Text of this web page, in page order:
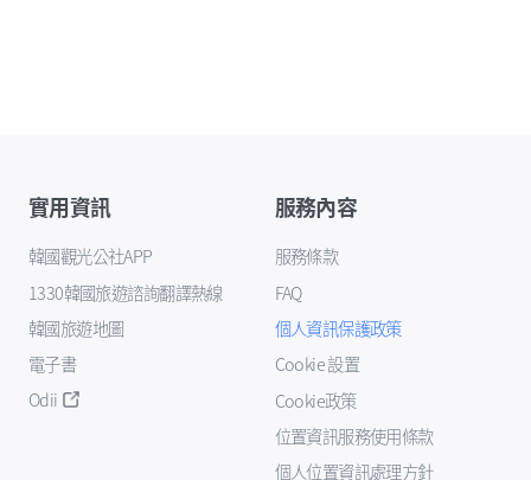
實用資訊
韓國觀光公社APP
1330韓國旅遊諮詢翻譯熱線
韓國旅遊地圖
電子書
Odii
服務內容
服務條款
FAQ
個人資訊保護政策
Cookie 設置
Cookie政策
位置資訊服務使用條款
個人位置資訊處理方針